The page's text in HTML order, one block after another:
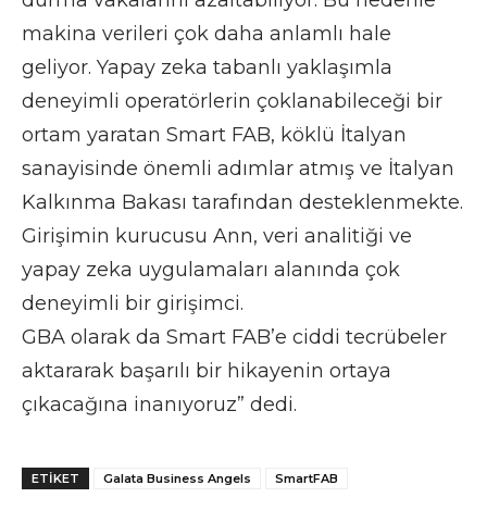
makina verileri çok daha anlamlı hale
geliyor. Yapay zeka tabanlı yaklaşımla
deneyimli operatörlerin çoklanabileceği bir
ortam yaratan Smart FAB, köklü İtalyan
sanayisinde önemli adımlar atmış ve İtalyan
Kalkınma Bakası tarafından desteklenmekte.
Girişimin kurucusu Ann, veri analitiği ve
yapay zeka uygulamaları alanında çok
deneyimli bir girişimci.
GBA olarak da Smart FAB’e ciddi tecrübeler
aktararak başarılı bir hikayenin ortaya
çıkacağına inanıyoruz” dedi.
ETIKET Galata Business Angels SmartFAB